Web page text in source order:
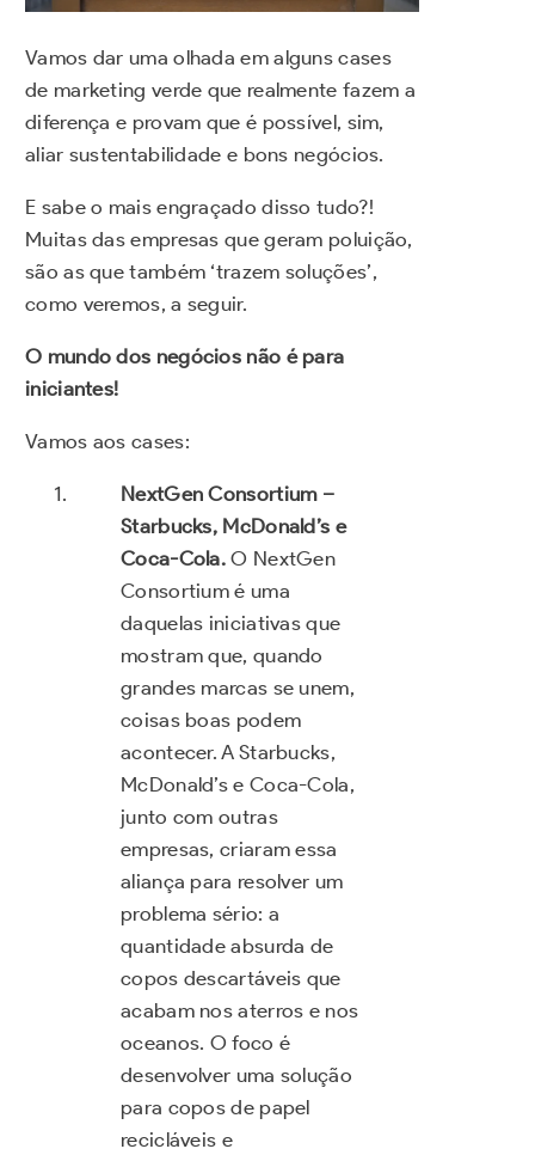
Vamos dar uma olhada em alguns cases
de marketing verde que realmente fazem a
diferença e provam que é possível, sim,
aliar sustentabilidade e bons negócios.
E sabe o mais engraçado disso tudo?!
Muitas das empresas que geram poluição,
são as que também ‘trazem soluções’,
como veremos, a seguir.
O mundo dos negócios não é para
iniciantes!
Vamos aos cases:
NextGen Consortium –
Starbucks, McDonald’s e
Coca-Cola.O NextGen
Consortium é uma
daquelas iniciativas que
mostram que, quando
grandes marcas se unem,
coisas boas podem
acontecer. A Starbucks,
McDonald’s e Coca-Cola,
junto com outras
empresas, criaram essa
aliança para resolver um
problema sério: a
quantidade absurda de
copos descartáveis que
acabam nos aterros e nos
oceanos. O foco é
desenvolver uma solução
para copos de papel
recicláveis e